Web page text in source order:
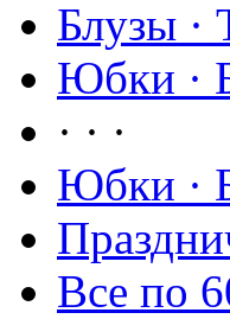
Блузы ·
Юбки ·
· · ·
Юбки ·
Все по